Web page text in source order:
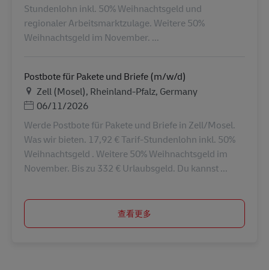
Stundenlohn inkl. 50% Weihnachtsgeld und
regionaler Arbeitsmarktzulage. Weitere 50%
Weihnachtsgeld im November. ...
Postbote für Pakete und Briefe (m/w/d)
地点Zell (Mosel), Rheinland-Pfalz, Germany
Posted Date
06/11/2026
Werde Postbote für Pakete und Briefe in Zell/Mosel.
Was wir bieten. 17,92 € Tarif-Stundenlohn inkl. 50%
Weihnachtsgeld . Weitere 50% Weihnachtsgeld im
November. Bis zu 332 € Urlaubsgeld. Du kannst ...
查看更多